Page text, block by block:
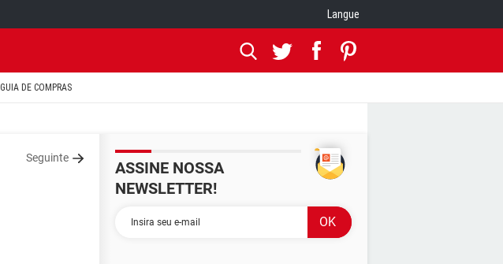
Langue
GUIA DE COMPRAS
Seguinte
ASSINE NOSSA
NEWSLETTER!